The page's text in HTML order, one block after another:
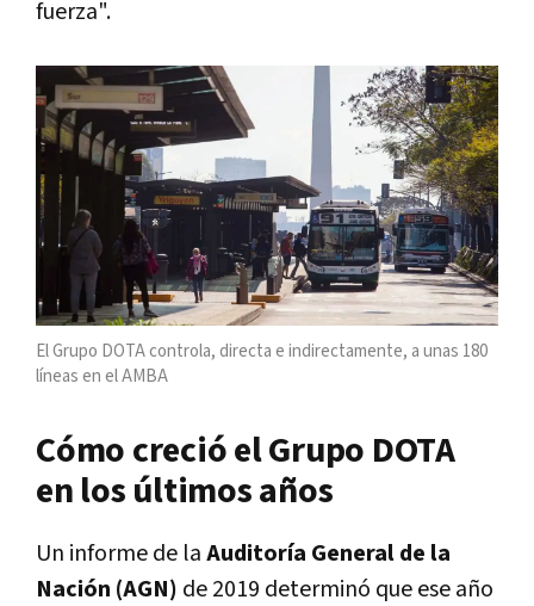
fuerza".
El Grupo DOTA controla, directa e indirectamente, a unas 180
líneas en el AMBA
Cómo creció el Grupo DOTA
en los últimos años
Un informe de laAuditoría General de la
Nación (AGN) de 2019 determinó que ese año